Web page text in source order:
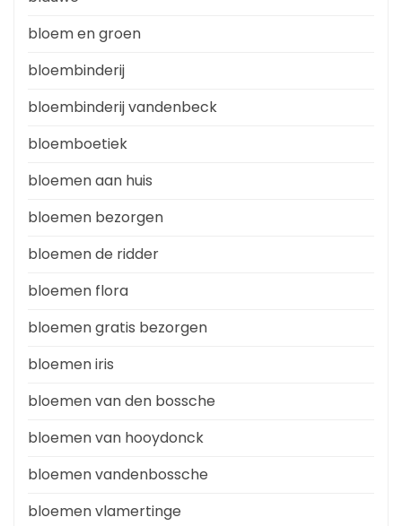
bloem en groen
bloembinderij
bloembinderij vandenbeck
bloemboetiek
bloemen aan huis
bloemen bezorgen
bloemen de ridder
bloemen flora
bloemen gratis bezorgen
bloemen iris
bloemen van den bossche
bloemen van hooydonck
bloemen vandenbossche
bloemen vlamertinge